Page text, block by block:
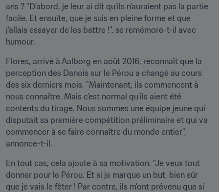
ans ? "D’abord, je leur ai dit qu’ils n’auraient pas la partie
facile. Et ensuite, que je suis en pleine forme et que
j’allais essayer de les battre !", se remémore-t-il avec
humour.
Flores, arrivé à Aalborg en août 2016, reconnaît que la
perception des Danois sur le Pérou a changé au cours
des six derniers mois. "Maintenant, ils commencent à
nous connaître. Mais c’est normal qu’ils aient été
contents du tirage. Nous sommes une équipe jeune qui
disputait sa première compétition préliminaire et qui va
commencer à se faire connaître du monde entier",
annonce-t-il.
En tout cas, cela ajoute à sa motivation. "Je veux tout
donner pour le Pérou. Et si je marque un but, bien sûr
que je vais le fêter ! Par contre, ils m’ont prévenu que si